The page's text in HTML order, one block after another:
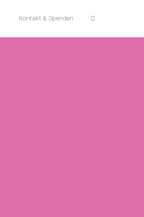
Kontakt & Spenden